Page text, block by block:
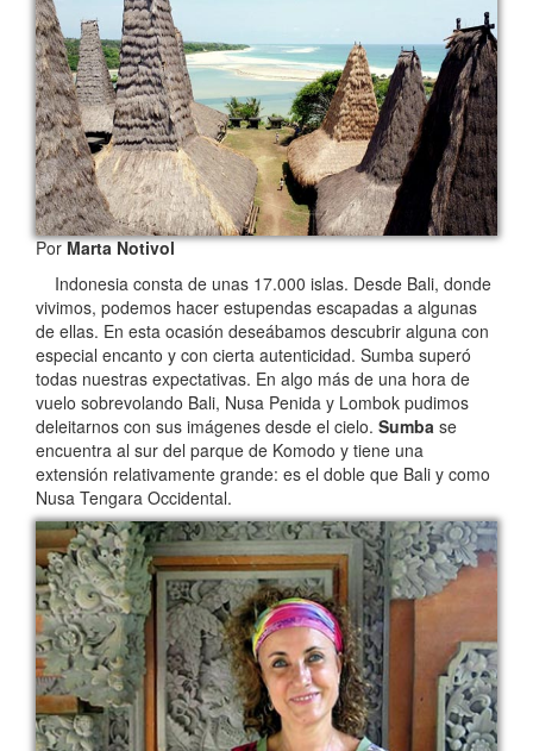
PorMarta Notivol
Indonesia consta de unas 17.000 islas. Desde Bali, donde
vivimos, podemos hacer estupendas escapadas a algunas
de ellas. En esta ocasión deseábamos descubrir alguna con
especial encanto y con cierta autenticidad. Sumba superó
todas nuestras expectativas. En algo más de una hora de
vuelo sobrevolando Bali, Nusa Penida y Lombok pudimos
deleitarnos con sus imágenes desde el cielo. Sumba se
encuentra al sur del parque de Komodo y tiene una
extensión relativamente grande: es el doble que Bali y como
Nusa Tengara Occidental.